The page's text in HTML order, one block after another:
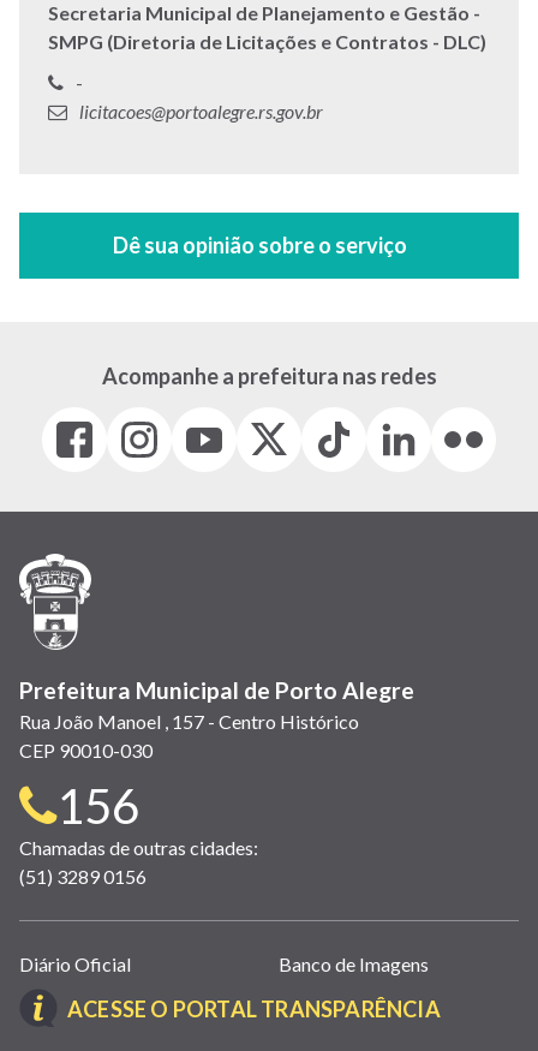
Secretaria Municipal de Planejamento e Gestão -
SMPG (Diretoria de Licitações e Contratos - DLC)
Telefone:
-
E-
licitacoes@portoalegre.rs.gov.br
Acompanhe a prefeitura nas redes
Facebook
(link
em
janela)
Instagram
(link
em
(link
em
(Antigo
(link
Tiktok
(link
em
LinkedIn
(link
em
(link
em
Prefeitura Municipal de Porto Alegre
Rua João Manoel , 157 - Centro Histórico
CEP 90010-030
Telefone
para
contato:
156
Chamadas de outras cidades:
(51) 3289 0156
Links
úteis
(abrem
Diário Oficial Banco de Imagens
ACESSE O PORTAL TRANSPARÊNCIA(LINK